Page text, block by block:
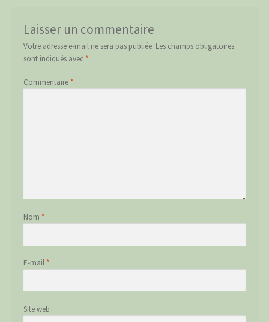
Laisser un commentaire
Votre adresse e-mail ne sera pas publiée. Les champs obligatoires
sont indiqués avec *
Commentaire *
Nom *
E-mail *
Site web